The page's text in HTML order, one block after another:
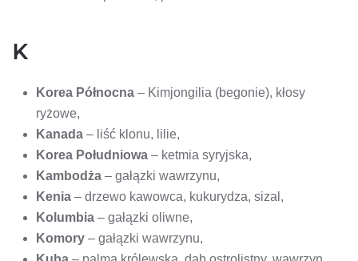
K
Korea Północna – Kimjongilia (begonie), kłosy
ryżowe,
Kanada – liść klonu, lilie,
Korea Południowa – ketmia syryjska,
Kambodża – gałązki wawrzynu,
Kenia – drzewo kawowca, kukurydza, sizal,
Kolumbia – gałązki oliwne,
Komory – gałązki wawrzynu,